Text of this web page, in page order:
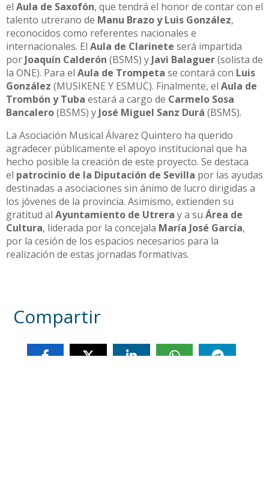
el Aula de Saxofón, que tendrá el honor de contar con el
talento utrerano de Manu Brazo y Luis González,
reconocidos como referentes nacionales e
internacionales. El Aula de Clarinete será impartida
por Joaquín Calderón (BSMS) y Javi Balaguer(solista de
la ONE). Para el Aula de Trompeta se contará con Luis
González (MUSIKENE Y ESMUC). Finalmente, el Aula de
Trombón y Tuba estará a cargo de Carmelo Sosa
Bancalero(BSMS) y José Miguel Sanz Durá (BSMS).
La Asociación Musical Álvarez Quintero ha querido
agradecer públicamente el apoyo institucional que ha
hecho posible la creación de este proyecto. Se destaca
el patrocinio de la Diputación de Sevilla por las ayudas
destinadas a asociaciones sin ánimo de lucro dirigidas a
los jóvenes de la provincia. Asimismo, extienden su
gratitud al Ayuntamiento de Utrera y a su Área de
Cultura, liderada por la concejala María José García,
por la cesión de los espacios necesarios para la
realización de estas jornadas formativas.
Compartir